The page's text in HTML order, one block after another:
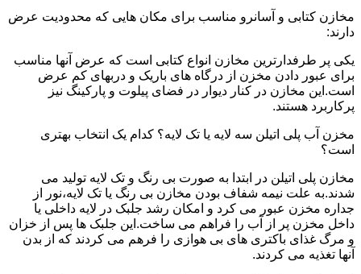
مخازن کتابی و آسانرو مناسب برای مکان هایی که محدودیت عرض
دارند:
یکی پر طرفدارترین مخازن انواع کتابی است که عرض آنها مناسب
برای عبور دادن مخزن از درگاه های باریک و دربهای کم عرض
است.این مخازن در کنار دیوار در فضای پیلوت و پارکینگ نیز
پرکاربرد هستند.
مخزن آب پلی اتیلن سه لایه یا تک لایه؟ کدام یک انتخاب بهتری
است؟
مخازن پلی اتیلن در ابتدا به صورت بی رنگ و تک لایه تولید می
شدند.به علت نیمه شفاف بودن مخازن بی رنگ یا تک لایه،نور از
جداره مخزن عبور می کرد و امکان رشد جلبک در لایه داخلی یا
داخل مخزن پر از آب را فراهم می ساخت.این جلبک ها پس از خزان
و مرگ غذای باکتری های بی هوازی را فرهم می کردند که از بدن
آنها تغذیه می کردند.